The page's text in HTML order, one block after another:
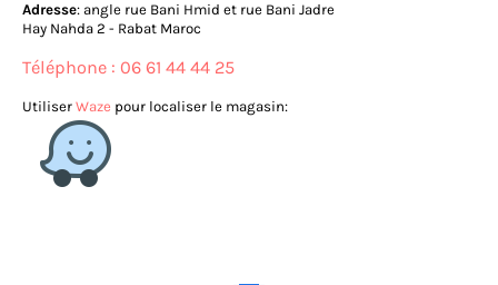
Adresse: angle rue Bani Hmid et rue Bani Jadre
Hay Nahda 2 - Rabat Maroc
Téléphone : 06 61 44 44 25
Utiliser Waze pour localiser le magasin: